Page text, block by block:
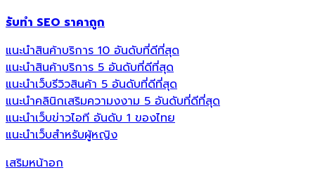
รับทำ SEO ราคาถูก
แนะนำสินค้าบริการ 10 อันดับที่ดีที่สุด
แนะนำสินค้าบริการ 5 อันดับที่ดีที่สุด
แนะนำเว็บรีวิวสินค้า 5 อันดับที่ดีที่สุด
แนะนำคลินิกเสริมความงงาม 5 อันดับที่ดีที่สุด
แนะนำเว็บข่าวไอที อันดับ 1 ของไทย
แนะนำเว็บสำหรับผู้หญิง
เสริมหน้าอก